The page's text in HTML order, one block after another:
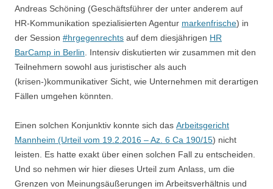
Andreas Schöning (Geschäftsführer der unter anderem auf
HR-Kommunikation spezialisierten Agentur markenfrische) in
der Session #hrgegenrechts auf dem diesjährigen HR
BarCamp in Berlin . Intensiv diskutierten wir zusammen mit den
Teilnehmern sowohl aus juristischer als auch
(krisen-)kommunikativer Sicht, wie Unternehmen mit derartigen
Fällen umgehen könnten.
Einen solchen Konjunktiv konnte sich das Arbeitsgericht
Mannheim (Urteil vom 19.2.2016 – Az. 6 Ca 190/15) nicht
leisten. Es hatte exakt über einen solchen Fall zu entscheiden.
Und so nehmen wir hier dieses Urteil zum Anlass, um die
Grenzen von Meinungsäußerungen im Arbeitsverhältnis und